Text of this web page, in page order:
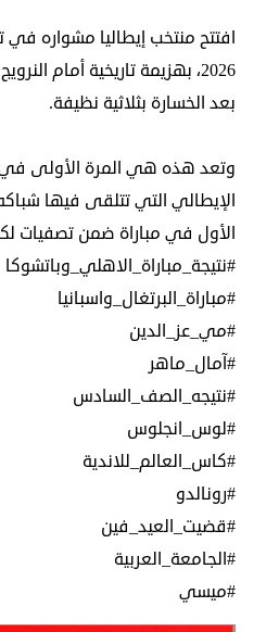
شاركنا
في
الكويت
ومناسبات
افتتح منتخب إيطاليا مشواره
2026، بهزيمة تاريخية أمام
بعد الخسارة بثلاثية نظيفة.
وتعد هذه هي المرة الأولى في
الأول في مباراة ضمن تصفيات
#نتيجة_مباراة_الاهلي_وباتشوكا
#مباراة_البرتغال_واسبانيا
#مي_عز_الدين
#آمال_ماهر
#نتيجه_الصف_السادس
#لوس_انجلوس
#كاس_العالم_للاندية
#رونالدو
#قضيت_العيد_فين
#الجامعة_العربية
#ميسي